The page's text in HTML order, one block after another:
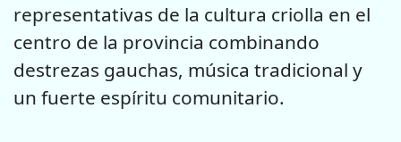
representativas de la cultura criolla en el
centro de la provincia combinando
destrezas gauchas, música tradicional y
un fuerte espíritu comunitario.